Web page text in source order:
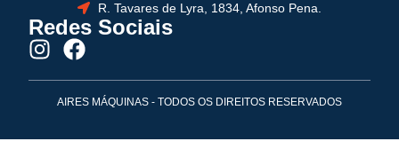
R. Tavares de Lyra, 1834, Afonso Pena.
Redes Sociais
AIRES MÁQUINAS - TODOS OS DIREITOS RESERVADOS